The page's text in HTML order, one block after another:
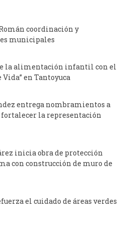
coordinación y
municipales
la alimentación infantil con el
Vida” en Tantoyuca
entrega nombramientos a
la representación
inicia obra de protección
con construcción de muro de
el cuidado de áreas verdes